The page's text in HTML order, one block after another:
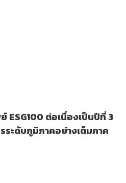
ESG100 ต่อเนื่องเป็นปีที่ 3
ระดับภูมิภาคอย่างเต็มภาค